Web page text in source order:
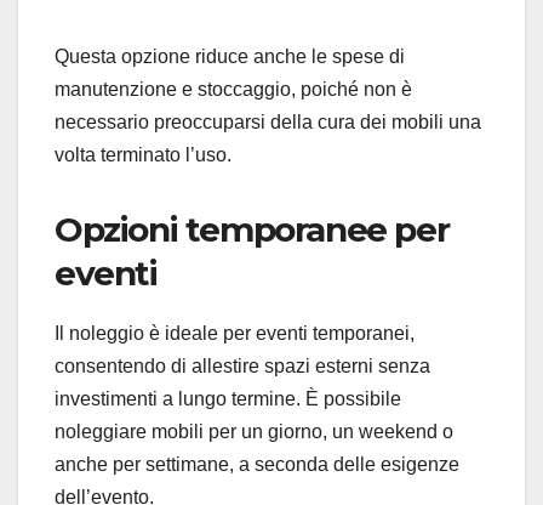
Questa opzione riduce anche le spese di
manutenzione e stoccaggio, poiché non è
necessario preoccuparsi della cura dei mobili una
volta terminato l’uso.
Opzioni temporanee per
eventi
Il noleggio è ideale per eventi temporanei,
consentendo di allestire spazi esterni senza
investimenti a lungo termine. È possibile
noleggiare mobili per un giorno, un weekend o
anche per settimane, a seconda delle esigenze
dell’evento.